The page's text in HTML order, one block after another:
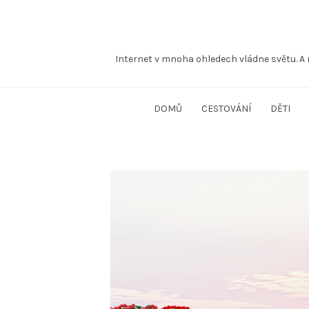
Internet v mnoha ohledech vládne světu.
DOMŮ CESTOVÁNÍ DĚTI